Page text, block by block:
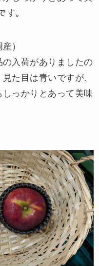
す。
）
入荷がありましたの
た目は青いですが、
っかりとあって美味